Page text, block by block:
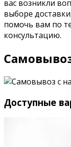
вас возникли
выборе
помочь вам по
консультацию.
Доступные